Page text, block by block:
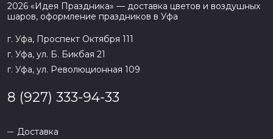
2026 «Идея Праздника» — доставка цветов и воздушных
шаров, оформление праздников в Уфа
г. Уфа, Проспект Октября 111
г. Уфа, ул. Б. Бикбая 21
г. Уфа, ул. Революционная 109
8 (927) 333-94-33
Доставка